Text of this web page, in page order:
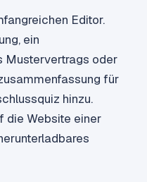
Editor.
ein
Mustervertrags oder
für
hinzu.
die Website einer